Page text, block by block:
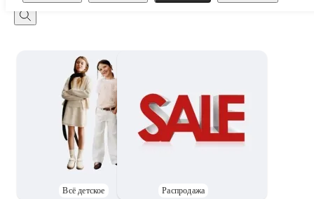
Всё детское Распродажа